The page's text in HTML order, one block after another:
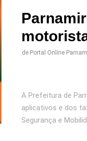
de Portal Online
A Prefeitura de
aplicativos e dos
Segurança e